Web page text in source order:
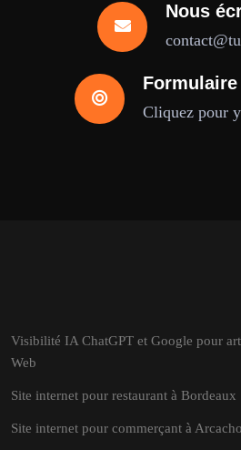
Nous
Cliquez pour
Visibilité IA ChatGPT et Google pour
Web
Site internet pour restaurant à Bordeaux
Site internet pour commerçant à